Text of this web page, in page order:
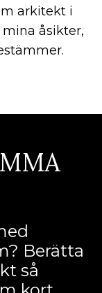
arkitekt i
åsikter,
Berätta
så